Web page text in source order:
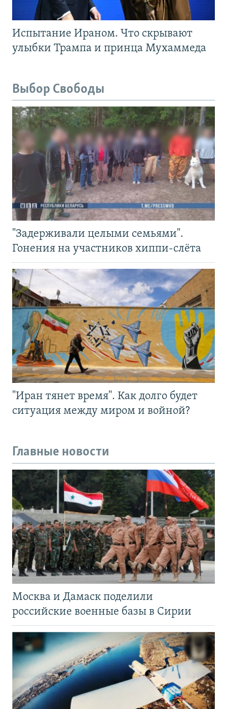
Испытание Ираном. Что скрывают
улыбки Трампа и принца Мухаммеда
Выбор Свободы
"Задерживали целыми семьями".
Гонения на участников хиппи-слёта
"Иран тянет время". Как долго будет
ситуация между миром и войной?
Главные новости
Москва и Дамаск поделили
российские военные базы в Сирии